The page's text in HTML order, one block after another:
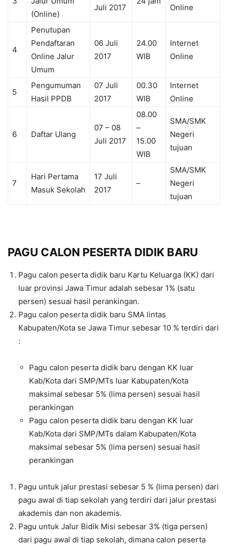
(Online)
Juli 2017
Online
4
Penutupan
Pendaftaran
Online Jalur
Umum
06 Juli
2017
24.00
WIB
Internet
Online
5
Pengumuman
Hasil PPDB
07 Juli
2017
00.30
WIB
Internet
Online
6 Daftar Ulang
07 – 08
Juli 2017
08.00
–
15.00
WIB
SMA/SMK
Negeri
tujuan
7
Hari Pertama
Masuk Sekolah
17 Juli
2017
–
SMA/SMK
Negeri
tujuan
PAGU CALON PESERTA DIDIK BARU
Pagu calon peserta didik baru Kartu Keluarga (KK) dari
luar provinsi Jawa Timur adalah sebesar 1% (satu
persen) sesuai hasil perankingan.
Pagu calon peserta didik baru SMA lintas
Kabupaten/Kota se Jawa Timur sebesar 10 % terdiri dari
:
Pagu calon peserta didik baru dengan KK luar
Kab/Kota dari SMP/MTs luar Kabupaten/Kota
maksimal sebesar 5% (lima persen) sesuai hasil
perankingan
Pagu calon peserta didik baru dengan KK luar
Kab/Kota dari SMP/MTs dalam Kabupaten/Kota
maksimal sebesar 5% (lima persen) sesuai hasil
perankingan
Pagu untuk jalur prestasi sebesar 5 % (lima persen) dari
pagu awal di tiap sekolah yang terdiri dari jalur prestasi
akademis dan non akademis.
Pagu untuk Jalur Bidik Misi sebesar 3% (tiga persen)
dari pagu awal di tiap sekolah, dimana calon peserta